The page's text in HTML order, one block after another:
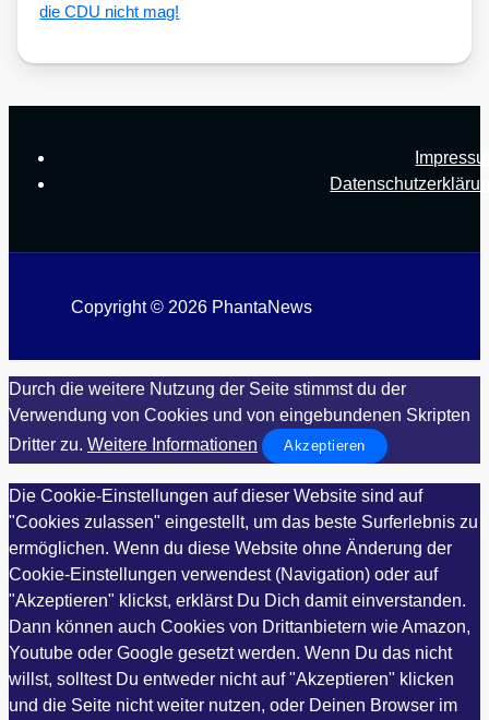
die CDU nicht mag!
Copyright © 2026 PhantaNews
Durch die weitere Nutzung der Seite stimmst du der
Verwendung von Cookies und von eingebundenen Skripten
Dritter zu. Weitere Informationen Akzeptieren
Die Cookie-Einstellungen auf dieser Website sind auf
"Cookies zulassen" eingestellt, um das beste Surferlebnis zu
ermöglichen. Wenn du diese Website ohne Änderung der
Cookie-Einstellungen verwendest (Navigation) oder auf
"Akzeptieren" klickst, erklärst Du Dich damit einverstanden.
Dann können auch Cookies von Drittanbietern wie Amazon,
Youtube oder Google gesetzt werden. Wenn Du das nicht
willst, solltest Du entweder nicht auf "Akzeptieren" klicken
und die Seite nicht weiter nutzen, oder Deinen Browser im